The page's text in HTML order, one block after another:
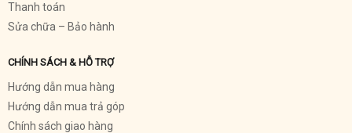
Thanh toán
Sửa chữa – Bảo hành
CHÍNH SÁCH & HỖ TRỢ
Hướng dẫn mua hàng
Hướng dẫn mua trả góp
Chính sách giao hàng